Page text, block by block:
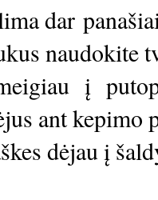
dar
naudokite
į
ant kepimo
dėjau į